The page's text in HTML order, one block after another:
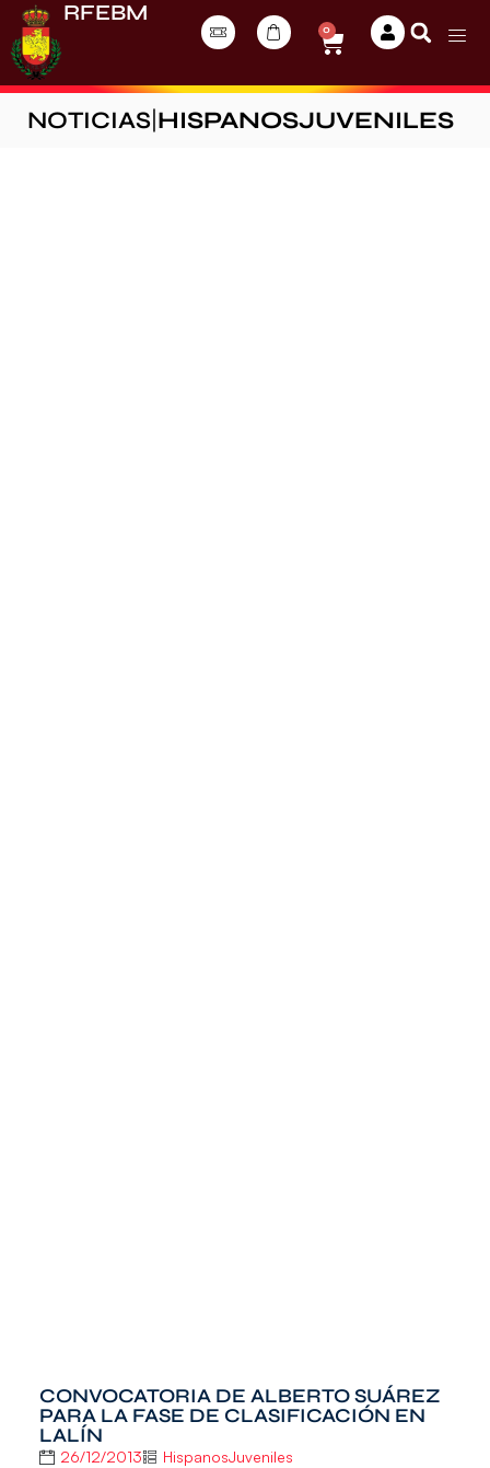
RFEBM
0
NOTICIAS HISPANOSJUVENILES
CONVOCATORIA DE ALBERTO SUÁREZ
PARA LA FASE DE CLASIFICACIÓN EN
LALÍN
26/12/2013 HispanosJuveniles